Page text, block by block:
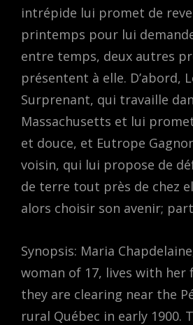
intrépide lui promet de
printemps pour lui
entre temps, deux autres
présentent à elle. D’abord,
Surprenant, qui travaille
Massachusetts et lui
et douce, et Eutrope
voisin, qui lui propose de
de terre tout près de chez
alors choisir son avenir;
Synopsis: Maria
woman of 17, lives with her
they are clearing near the
rural Québec in early 1900.